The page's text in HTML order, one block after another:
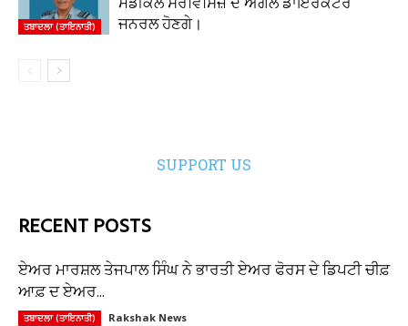
ਤਬਾਦਲਾ (ਤਾਇਨਾਤੀ)
ਜਨਰਲ ਹੋਣਗੇ।
SUPPORT US
RECENT POSTS
ਏਅਰ ਮਾਰਸ਼ਲ ਤੇਜਪਾਲ ਸਿੰਘ ਨੇ ਭਾਰਤੀ ਏਅਰ ਫੋਰਸ ਦੇ ਡਿਪਟੀ ਚੀਫ਼
ਆਫ਼ ਦ ਏਅਰ...
ਤਬਾਦਲਾ (ਤਾਇਨਾਤੀ) Rakshak News